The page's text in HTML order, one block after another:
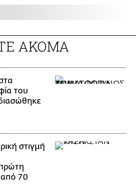
ΑΚΟΜΑ
του
στιγμή
70